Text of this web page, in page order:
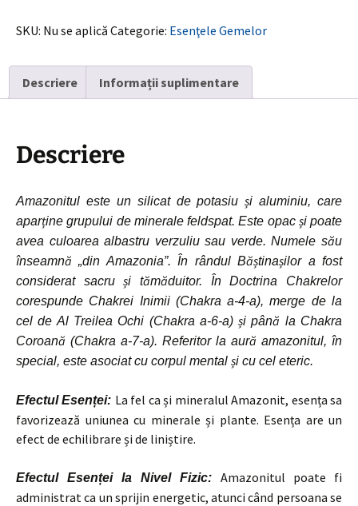
SKU: Nu se aplică Categorie: Esenţele Gemelor
Descriere Informații suplimentare
Descriere
Amazonitul este un silicat de potasiu și aluminiu, care
aparține grupului de minerale feldspat. Este opac și poate
avea culoarea albastru verzuliu sau verde. Numele său
înseamnă „din Amazonia”. În rândul Băștinașilor a fost
considerat sacru și tămăduitor. În Doctrina Chakrelor
corespunde Chakrei Inimii (Chakra a-4-a), merge de la
cel de Al Treilea Ochi (Chakra a-6-a) și până la Chakra
Coroană (Chakra a-7-a). Referitor la aură amazonitul, în
special, este asociat cu corpul mental și cu cel eteric.
Efectul Esenței: La fel ca și mineralul Amazonit, esența sa
favorizează uniunea cu minerale și plante. Esența are un
efect de echilibrare și de liniștire.
Efectul Esenței la Nivel Fizic: Amazonitul poate fi
administrat ca un sprijin energetic, atunci când persoana se